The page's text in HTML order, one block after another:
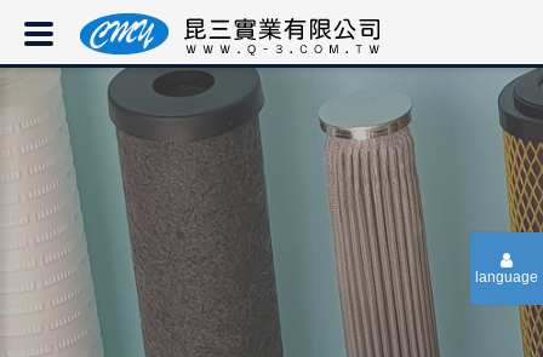
language